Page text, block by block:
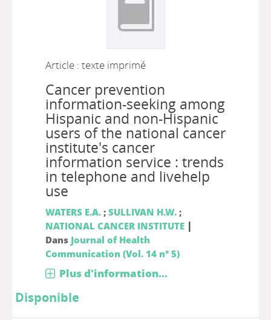
Article : texte imprimé
Cancer prevention
information-seeking among
Hispanic and non-Hispanic
users of the national cancer
institute's cancer
information service : trends
in telephone and livehelp
use
WATERS E.A.; SULLIVAN H.W.;
NATIONAL CANCER INSTITUTE |
Dans Journal of Health
Communication (Vol. 14 n° 5)
Plus d'information...
Disponible